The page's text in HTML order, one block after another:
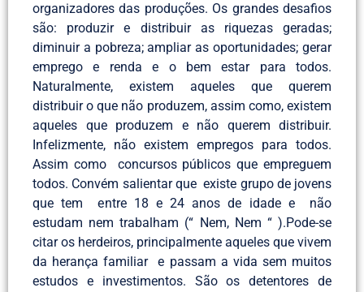
organizadores das produções. Os grandes desafios
são: produzir e distribuir as riquezas geradas;
diminuir a pobreza; ampliar as oportunidades; gerar
emprego e renda e o bem estar para todos.
Naturalmente, existem aqueles que querem
distribuir o que não produzem, assim como, existem
aqueles que produzem e não querem distribuir.
Infelizmente, não existem empregos para todos.
Assim como concursos públicos que empreguem
todos. Convém salientar que existe grupo de jovens
que tem entre 18 e 24 anos de idade e não
estudam nem trabalham (“ Nem, Nem “ ).Pode-se
citar os herdeiros, principalmente aqueles que vivem
da herança familiar e passam a vida sem muitos
estudos e investimentos. São os detentores de